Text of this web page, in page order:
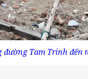
Tam Trinh